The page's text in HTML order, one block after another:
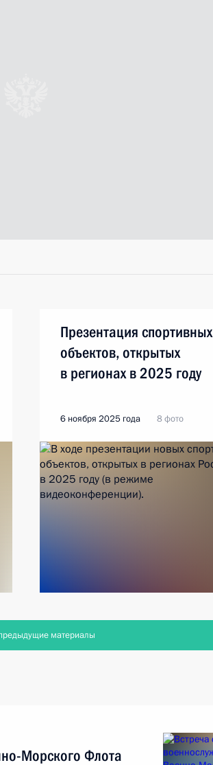
Презентация спортивных
объектов, открытых
в регионах в 2025 году
6 ноября 2025 года 8 фото
материалы
Морского Флота